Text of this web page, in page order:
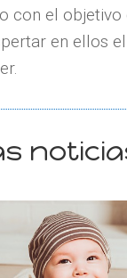
con el objetivo
en ellos